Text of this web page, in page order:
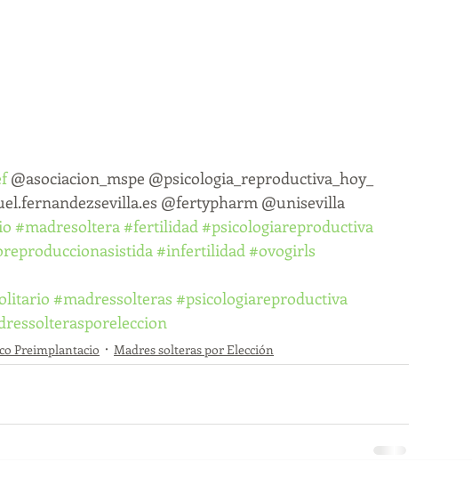
@asociacion_mspe @psicologia_reproductiva_hoy_
@fertypharm @unisevilla
#madresoltera#fertilidad#psicologiareproductiva
#infertilidad#ovogirls
#madressolteras #psicologiareproductiva
Preimplantacio Madres solteras por Elección